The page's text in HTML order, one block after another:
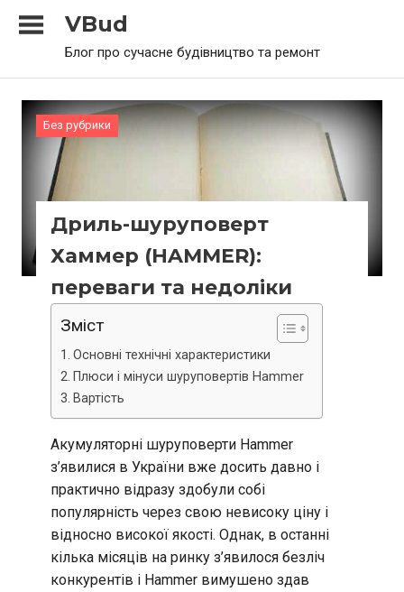
VBud
Блог про сучасне будівництво та ремонт
Без рубрики
Дриль-шуруповерт
Хаммер (HAMMER):
переваги та недоліки
Зміст
Основні технічні характеристики
Плюси і мінуси шуруповертів Hammer
Вартість
Акумуляторні шуруповерти Hammer
з’явилися в України вже досить давно і
практично відразу здобули собі
популярність через свою невисоку ціну і
відносно високої якості. Однак, в останні
кілька місяців на ринку з’явилося безліч
конкурентів і Hammer вимушено здав